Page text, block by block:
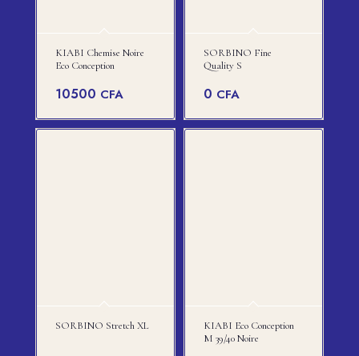
KIABI Chemise Noire
Eco Conception
10500 CFA
SORBINO Fine
Quality S
0 CFA
SORBINO Stretch XL
KIABI Eco Conception
M 39/40 Noire